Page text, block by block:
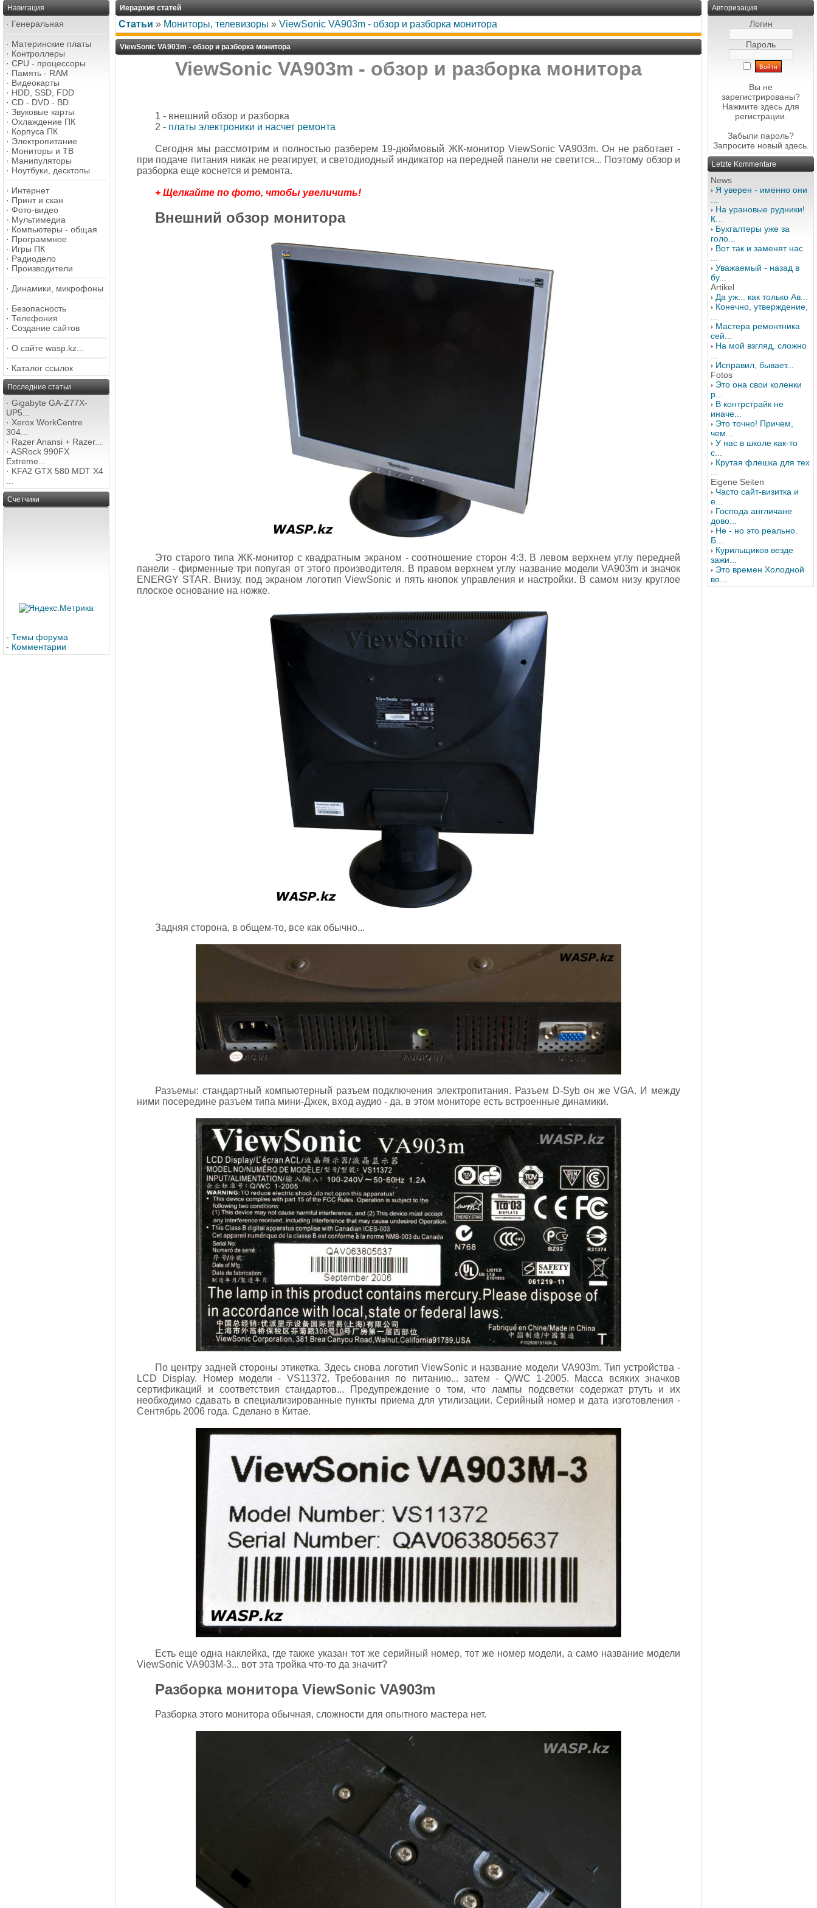
Навигация
· Генеральная
· Материнские платы
· Контроллеры
· CPU - процессоры
· Память - RAM
· Видеокарты
· HDD, SSD, FDD
· CD - DVD - BD
· Звуковые карты
· Охлаждение ПК
· Корпуса ПК
· Электропитание
· Мониторы и ТВ
· Манипуляторы
· Ноутбуки, десктопы
· Интернет
· Принт и скан
· Фото-видео
· Мультимедиа
· Компьютеры - общая
· Программное
· Игры ПК
· Радиодело
· Производители
· Динамики, микрофоны
· Безопасность
· Телефония
· Создание сайтов
· О сайте wasp.kz...
· Каталог ссылок
Последние статьи
· Gigabyte GA-Z77X-
UP5...
· Xerox WorkCentre
304...
· Razer Anansi + Razer...
· ASRock 990FX
Extreme...
· KFA2 GTX 580 MDT X4
Счетчики
- Темы форума
- Комментарии
Иерархия статей
Статьи » Мониторы, телевизоры » ViewSonic VA903m - обзор и разборка монитора
ViewSonic VA903m - обзор и разборка монитора
ViewSonic VA903m - обзор и разборка монитора
1 - внешний обзор и разборка
2 - платы электроники и насчет ремонта
Сегодня мы рассмотрим и полностью разберем 19-дюймовый ЖК-монитор ViewSonic VA903m. Он не работает -
при подаче питания никак не реагирует, и светодиодный индикатор на передней панели не светится... Поэтому обзор и
разборка еще коснется и ремонта.
+ Щелкайте по фото, чтобы увеличить!
Внешний обзор монитора
Это старого типа ЖК-монитор с квадратным экраном - соотношение сторон 4:3. В левом верхнем углу передней
панели - фирменные три попугая от этого производителя. В правом верхнем углу название модели VA903m и значок
ENERGY STAR. Внизу, под экраном логотип ViewSonic и пять кнопок управления и настройки. В самом низу круглое
плоское основание на ножке.
Задняя сторона, в общем-то, все как обычно...
Разъемы: стандартный компьютерный разъем подключения электропитания. Разъем D-Syb он же VGA. И между
ними посередине разъем типа мини-Джек, вход аудио - да, в этом мониторе есть встроенные динамики.
По центру задней стороны этикетка. Здесь снова логотип ViewSonic и название модели VA903m. Тип устройства -
LCD Display. Номер модели - VS11372. Требования по питанию... затем - Q/WC 1-2005. Масса всяких значков
сертификаций и соответствия стандартов... Предупреждение о том, что лампы подсветки содержат ртуть и их
необходимо сдавать в специализированные пункты приема для утилизации. Серийный номер и дата изготовления -
Сентябрь 2006 года. Сделано в Китае.
Есть еще одна наклейка, где также указан тот же серийный номер, тот же номер модели, а само название модели
ViewSonic VA903M-3... вот эта тройка что-то да значит?
Разборка монитора ViewSonic VA903m
Разборка этого монитора обычная, сложности для опытного мастера нет.
Авторизация
Логин
Пароль
Вы не
зарегистрированы?
Нажмите здесь для
регистрации.
Забыли пароль?
Запросите новый здесь.
Letzte Kommentare
News
Я уверен - именно они
На урановые рудники!
К...
Бухгалтеры уже за
голо...
Вот так и заменят нас
Уважаемый - назад в
бу...
Artikel
Да уж... как только Ав...
Конечно, утверждение,
Мастера ремонтника
сей...
На мой взгляд, сложно
Исправил, бывает...
Fotos
Это она свои коленки
р...
В контрстрайк не
иначе...
Это точно! Причем,
чем...
У нас в школе как-то
с...
Крутая флешка для тех
Eigene Seiten
Часто сайт-визитка и
е...
Господа англичане
дово...
Не - но это реально.
Б...
Курильщиков везде
зажи...
Это времен Холодной
во...